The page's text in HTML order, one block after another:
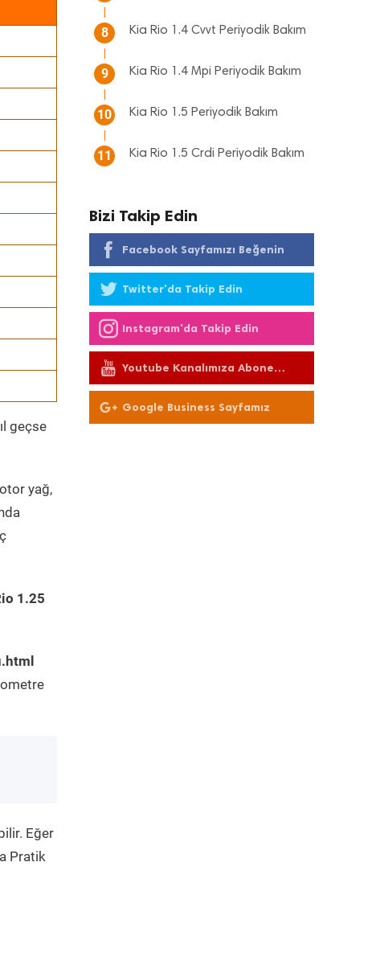
geçse
yağ,
1.25
Eğer
Pratik
8 Kia Rio 1.4 Cvvt Periyodik Bakım
9 Kia Rio 1.4 Mpi Periyodik Bakım
10 Kia Rio 1.5 Periyodik Bakım
11 Kia Rio 1.5 Crdi Periyodik Bakım
Bizi Takip Edin
Facebook Sayfamızı Beğenin
Twitter'da Takip Edin
Instagram'da Takip Edin
Youtube Kanalımıza Abone
Olun
Google Business Sayfamız